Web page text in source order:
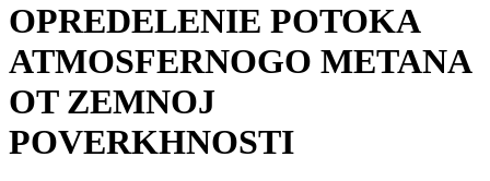
OPREDELENIE POTOKA
ATMOSFERNOGO METANA
OT ZEMNOJ
POVERKHNOSTI